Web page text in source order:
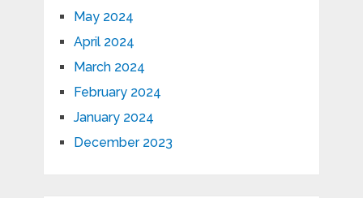
May 2024
April 2024
March 2024
February 2024
January 2024
December 2023